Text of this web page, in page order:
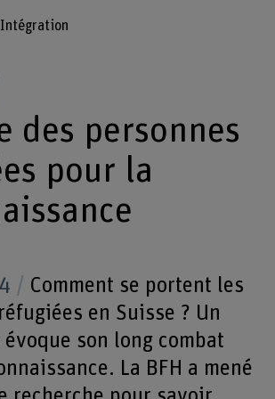
Intégration
des personnes
pour la
Comment se portent les
en Suisse ? Un
son long combat
La BFH a mené